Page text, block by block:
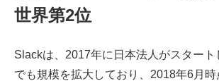
世界第2位
Slackは、2017年に日本法人がスタート
でも規模を拡大しており、2018年6月